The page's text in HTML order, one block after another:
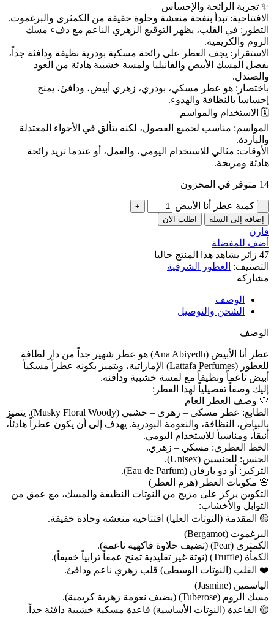
✨ تجربة الرائحة والإحساس
الافتتاحية: تبدأ بنفحة منعشة وحلوة خفيفة من الكمثرى والبرغموت.
التطور: في القلب، يظهر التوقيع الزهري الناعم مع دفء مسك
الروم والكريمية.
الاستقرار: يجف العطر على رائحة مسكية بودرية نظيفة ودافئة جداً،
بفضل المسك الأبيض والفانيليا ولمسة خشبية هادئة من العود
والصندل.
باختصار: هو عطر مسكي، بودري، زهري أبيض، ودافئ، يمنح
إحساساً بالنظافة والهدوء.
🗓️ الاستخدام والمواسم
المواسم: مناسب لجميع الفصول، لكنه يتألق في الأجواء المعتدلة
والباردة.
الأوقات: مثالي للاستخدام اليومي، والعمل، أو عندما تريد رائحة
هادئة ومريحة.
14 متوفر في المخزون
كمية عطر أنا الأبيض
إضافة إلى السلة اطلب الان
قارن
أضف للمفضلة
47 زائر يشاهد هذا المنتج حاليا
التصنيف: العطور الشرقية
مشاركة
الوصف
الشحن والتوصيل
الوصف
عطر أنا الأبيض (Ana Abiyedh) هو عطر شهير جداً من دار لطافة
للعطور (Lattafa Perfumes) الإماراتية، ويتميز بكونه عطراً مسكياً
أبيض ناعماً ونظيفاً مع لمسة خشبية ودافئة.
إليك وصفاً تفصيلياً لهذا العطر:
🤍 وصف العطر العام
الطابع: عطر مسكي – زهري – خشبي (Musky Floral Woody). يتميز
بالبياض، النظافة، والنعومة البودرية. يهدف إلى أن يكون عطراً هادئاً،
أنيقاً، ومناسباً للاستخدام اليومي.
الخط العطري: مسكي – زهري.
الجنس: للجنسين (Unisex).
التركيز: أو دو بارفان (Eau de Parfum).
🌸 مكونات العطر (هرم العطر)
التكوين يركز على مزيج من النوتات النظيفة والمسك، مع عمق من
التوابل والأخشاب:
🟡 المقدمة (النوتات العليا) افتتاحية منعشة وحادة خفيفة.
البرغموت (Bergamot)
الكمثرى (Pear) (تضيف حلاوة فاكهية ناعمة).
الكمأة (Truffle) (نوتة غير تقليدية تمنح عمقاً ترابياً خفيفاً).
❤️ القلب (النوتات الوسطى) قلب زهري ناعم ودافئ.
الياسمين (Jasmine)
مسك الروم (Tuberose) (يضيف نعومة زهرية كريمية).
🟡 القاعدة (النوتات الأساسية) قاعدة مسكية خشبية دافئة جداً.